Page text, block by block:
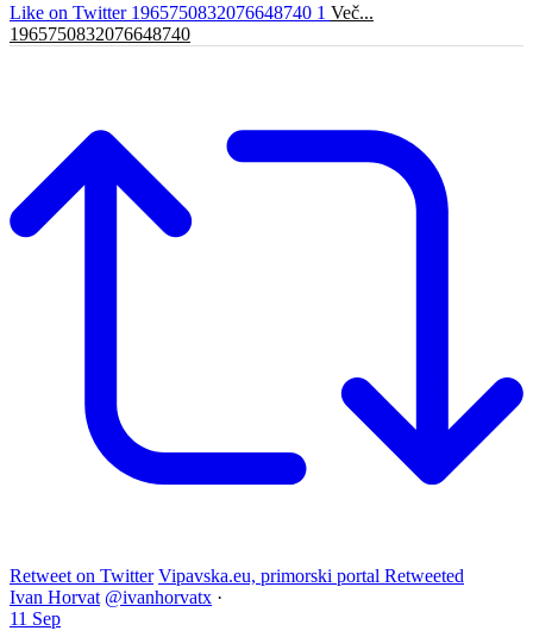
Like on Twitter 1965750832076648740 1 Več...
1965750832076648740
Retweet on Twitter Vipavska.eu, primorski portal Retweeted
Ivan Horvat @ivanhorvatx ·
11 Sep